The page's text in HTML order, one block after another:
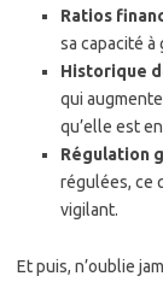
Ratios
sa capacité
Historique
qui
qu’elle est
Régulation
régulées, ce
vigilant.
Et puis, n’oublie